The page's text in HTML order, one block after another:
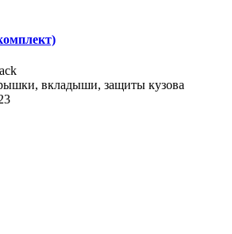
вкладыши, защиты кузова